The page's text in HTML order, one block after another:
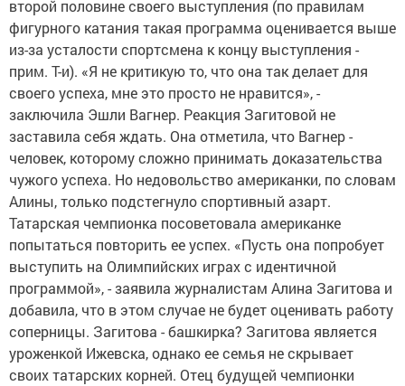
второй половине своего выступления (по правилам
фигурного катания такая программа оценивается выше
из-за усталости спортсмена к концу выступления -
прим. Т-и). «Я не критикую то, что она так делает для
своего успеха, мне это просто не нравится», -
заключила Эшли Вагнер. Реакция Загитовой не
заставила себя ждать. Она отметила, что Вагнер -
человек, которому сложно принимать доказательства
чужого успеха. Но недовольство американки, по словам
Алины, только подстегнуло спортивный азарт.
Татарская чемпионка посоветовала американке
попытаться повторить ее успех. «Пусть она попробует
выступить на Олимпийских играх с идентичной
программой», - заявила журналистам Алина Загитова и
добавила, что в этом случае не будет оценивать работу
соперницы. Загитова - башкирка? Загитова является
уроженкой Ижевска, однако ее семья не скрывает
своих татарских корней. Отец будущей чемпионки